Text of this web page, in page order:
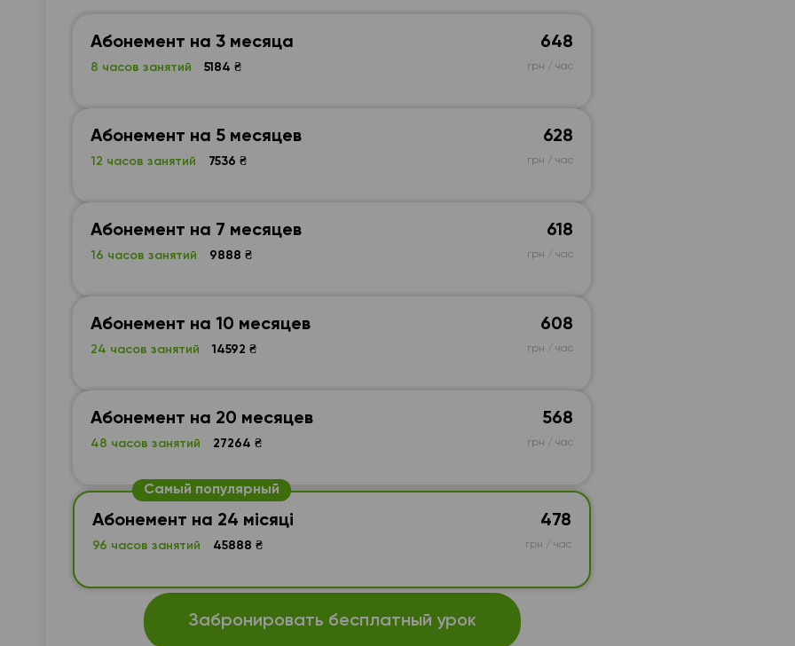
Абонемент на 3 месяца
8 часов занятий 5184 ₴
648
грн / час
Абонемент на 5 месяцев
12 часов занятий 7536 ₴
628
грн / час
Абонемент на 7 месяцев
16 часов занятий 9888 ₴
618
грн / час
Абонемент на 10 месяцев
24 часов занятий 14592 ₴
608
грн / час
Абонемент на 20 месяцев
48 часов занятий 27264 ₴
568
грн / час
Самый популярный
Абонемент на 24 місяці
96 часов занятий 45888 ₴
478
грн / час
Забронировать бесплатный урок